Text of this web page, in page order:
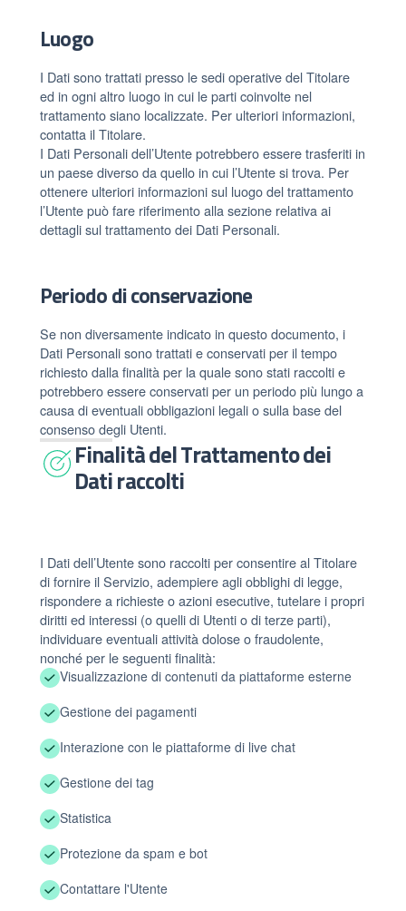
Luogo
I Dati sono trattati presso le sedi operative del Titolare
ed in ogni altro luogo in cui le parti coinvolte nel
trattamento siano localizzate. Per ulteriori informazioni,
contatta il Titolare.
I Dati Personali dell’Utente potrebbero essere trasferiti in
un paese diverso da quello in cui l’Utente si trova. Per
ottenere ulteriori informazioni sul luogo del trattamento
l’Utente può fare riferimento alla sezione relativa ai
dettagli sul trattamento dei Dati Personali.
Periodo di conservazione
Se non diversamente indicato in questo documento, i
Dati Personali sono trattati e conservati per il tempo
richiesto dalla finalità per la quale sono stati raccolti e
potrebbero essere conservati per un periodo più lungo a
causa di eventuali obbligazioni legali o sulla base del
consenso degli Utenti.
Finalità del Trattamento dei
Dati raccolti
I Dati dell’Utente sono raccolti per consentire al Titolare
di fornire il Servizio, adempiere agli obblighi di legge,
rispondere a richieste o azioni esecutive, tutelare i propri
diritti ed interessi (o quelli di Utenti o di terze parti),
individuare eventuali attività dolose o fraudolente,
nonché per le seguenti finalità:
Visualizzazione di contenuti da piattaforme esterne
Gestione dei pagamenti
Interazione con le piattaforme di live chat
Gestione dei tag
Statistica
Protezione da spam e bot
Contattare l'Utente